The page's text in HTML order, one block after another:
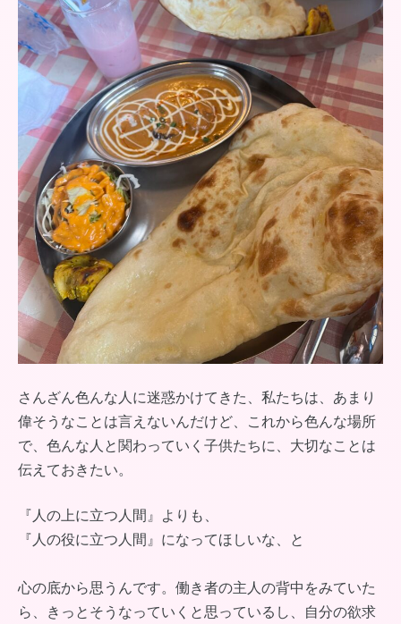
さんざん色んな人に迷惑かけてきた、私たちは、あまり
偉そうなことは言えないんだけど、これから色んな場所
で、色んな人と関わっていく子供たちに、大切なことは
伝えておきたい。
『人の上に立つ人間』よりも、
『人の役に立つ人間』になってほしいな、と
心の底から思うんです。働き者の主人の背中をみていた
ら、きっとそうなっていくと思っているし、自分の欲求